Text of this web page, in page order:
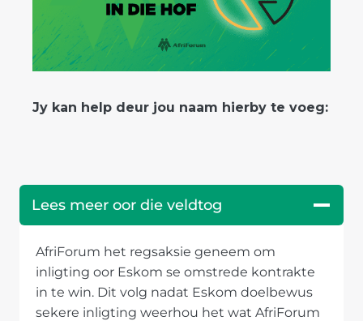
Jy kan help deur jou naam hierby te voeg:
Lees meer oor die veldtog
AfriForum het regsaksie geneem om
inligting oor Eskom se omstrede kontrakte
in te win. Dit volg nadat Eskom doelbewus
sekere inligting weerhou het wat AfriForum